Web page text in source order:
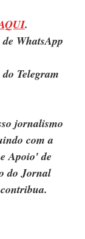
.
WhatsApp
Telegram
jornalismo
com a
Apoio' de
do Jornal